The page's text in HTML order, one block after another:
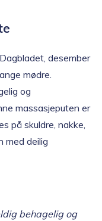
desember
mødre.
og
massasjeputen er
på skuldre, nakke,
med deilig
behagelig og